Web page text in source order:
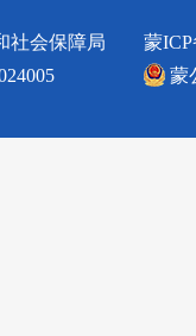
社会保障局
蒙ICP
蒙